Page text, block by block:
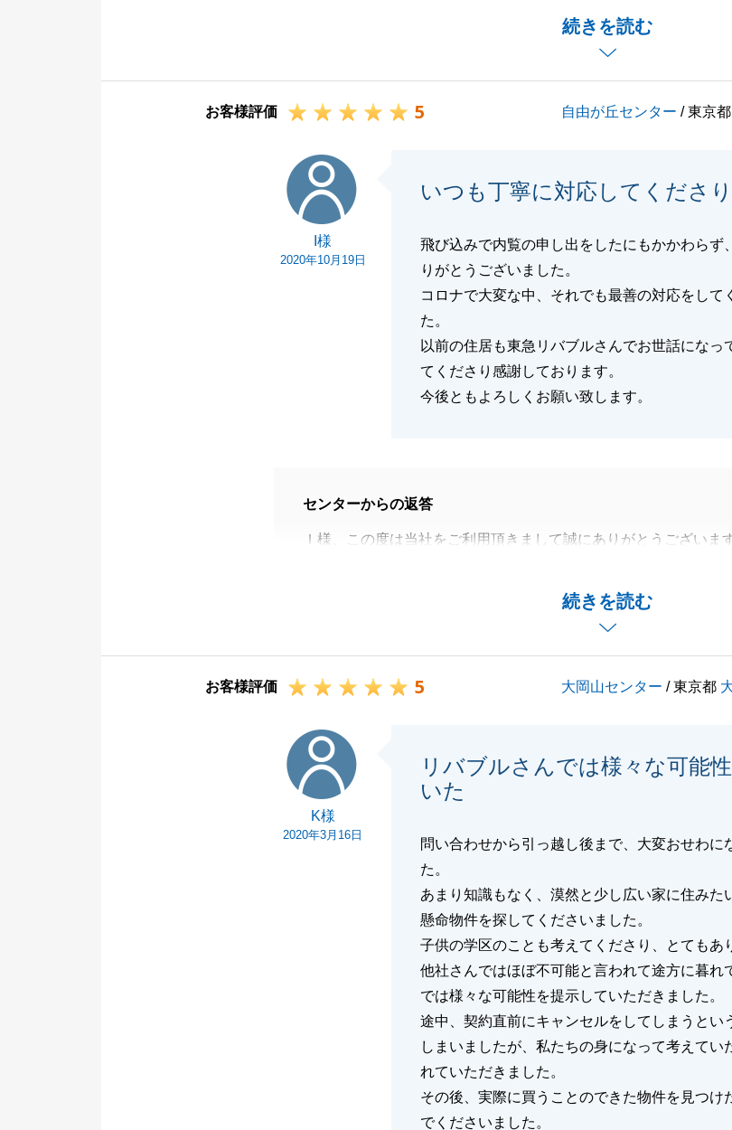
続きを読む
私自身、投資不動産のお取引が多いわけではなく、至らない点が
と思いますが、K様にご満足頂けたこと、大変嬉しく思います。
今後とも何卒宜しくお願い申し上げます。
お客様評価 5 自由が丘センター / 東京
I様
2020年10月19日
いつも丁寧に対応してくださ
飛び込みで内覧の申し出をしたにもかかわらず
りがとうございました。
コロナで大変な中、それでも最善の対応をして
た。
以前の住居も東急リバブルさんでお世話になっ
てくださり感謝しております。
今後ともよろしくお願い致します。
続きを読む
センターからの返答
Ｉ様、この度は当社をご利用頂きまして誠にありがとうございま
Ｉ様の不動産のご購入のお手伝いが出来、大変光栄に思っており
引き続き、何かお困りのことがございましたら、お気軽にご連絡
閉じる
お客様評価 5 大岡山センター / 東京都
K様
2020年3月16日
リバブルさんでは様々な可能
いた
問い合わせから引っ越し後まで、大変おせわに
た。
あまり知識もなく、漠然と少し広い家に住みた
懸命物件を探してくださいました。
子供の学区のことも考えてくださり、とてもあ
他社さんではほぼ不可能と言われて途方に暮れ
では様々な可能性を提示していただきました。
途中、契約直前にキャンセルをしてしまうとい
しまいましたが、私たちの身になって考えてい
れていただきました。
その後、実際に買うことのできた物件を見つけ
でくださいました。